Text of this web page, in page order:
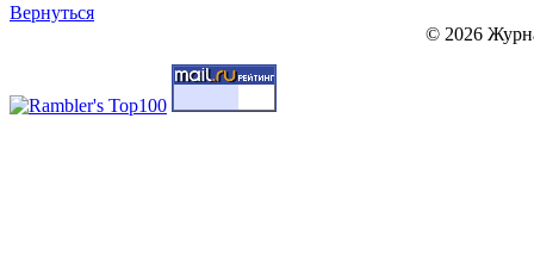
Вернуться
© 2026